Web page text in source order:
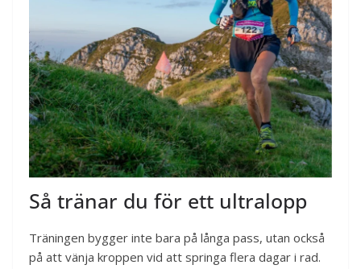
Så tränar du för ett ultralopp
Träningen bygger inte bara på långa pass, utan också
på att vänja kroppen vid att springa flera dagar i rad.